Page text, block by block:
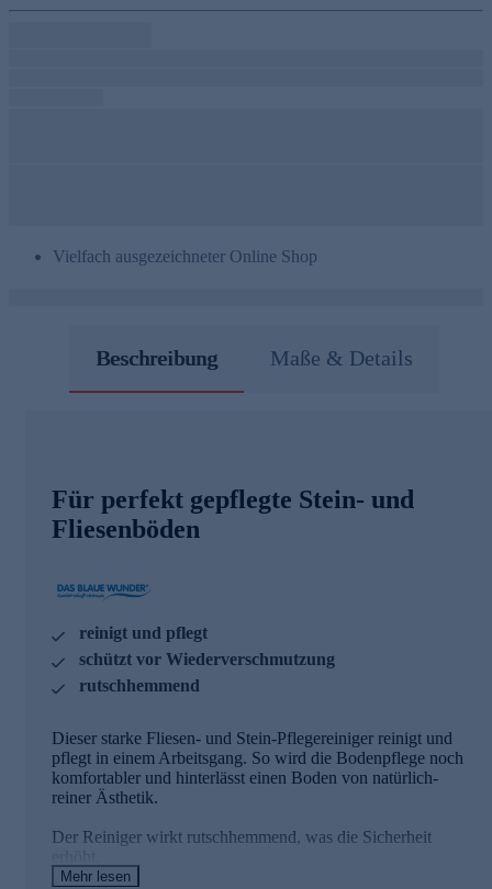
Vielfach ausgezeichneter Online Shop
Beschreibung Maße & Details
Für perfekt gepflegte Stein- und
Fliesenböden
reinigt und pflegt
schützt vor Wiederverschmutzung
rutschhemmend
Dieser starke Fliesen- und Stein-Pflegereiniger reinigt und
pflegt in einem Arbeitsgang. So wird die Bodenpflege noch
komfortabler und hinterlässt einen Boden von natürlich-
reiner Ästhetik.
Der Reiniger wirkt rutschhemmend, was die Sicherheit
Mehr lesen